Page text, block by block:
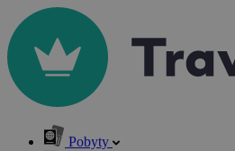
Pobyty